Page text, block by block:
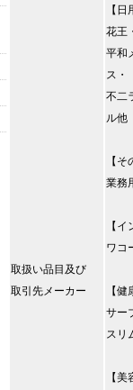
取扱い品目及び
取引先メーカー
【日
花王
平和
ス・
不二
ル他
【そ
業務
【
ワコ
【健
サー
スリ
【美